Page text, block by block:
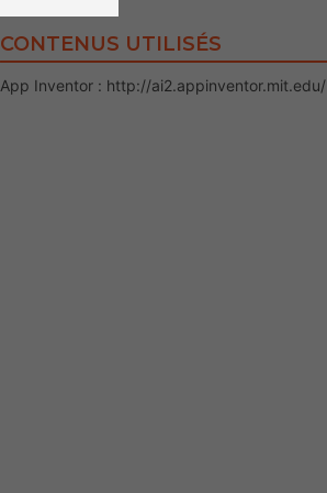
CONTENUS UTILISÉS
App Inventor : http://ai2.appinventor.mit.edu/